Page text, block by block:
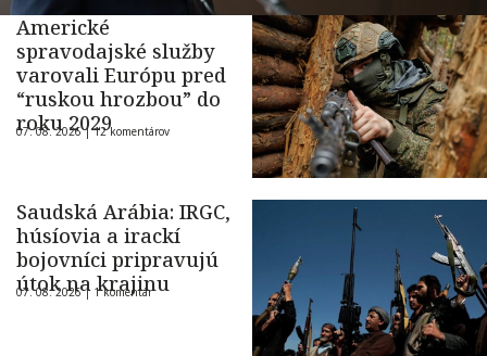
Americké
spravodajské služby
varovali Európu pred
“ruskou hrozbou” do
roku 2029
07. 08. 2026 |12 komentárov
Saudská Arábia: IRGC,
húsíovia a irackí
bojovníci pripravujú
útok na krajinu
07. 08. 2026 | 1 komentár